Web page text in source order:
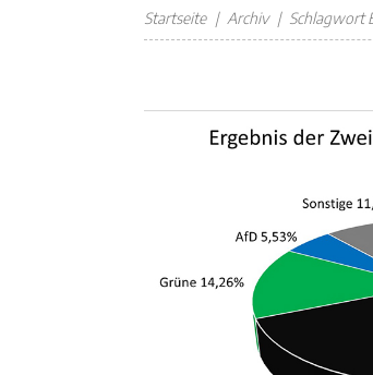
Startseite Archiv Schlagwort